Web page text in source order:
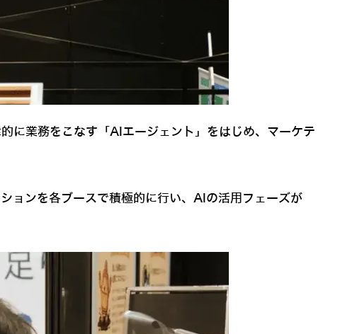
に業務をこなす「AIエージェント」をはじめ、マーケテ
ョンを各ブースで積極的に行い、AIの活用フェーズが